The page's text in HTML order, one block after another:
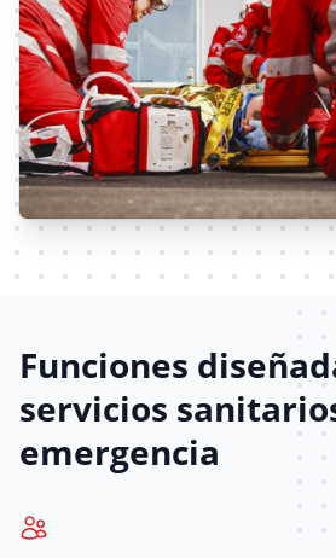
Funciones
servicios
emergencia